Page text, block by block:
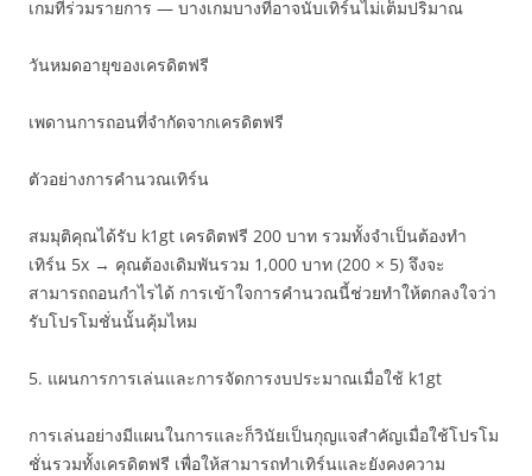
เกมที่ร่วมรายการ — บางเกมบางทีอาจนับเทิร์นไม่เต็มปริมาณ
วันหมดอายุของเครดิตฟรี
เพดานการถอนที่จำกัดจากเครดิตฟรี
ตัวอย่างการคำนวณเทิร์น
สมมุติคุณได้รับ k1gt เครดิตฟรี 200 บาท รวมทั้งจำเป็นต้องทำ
เทิร์น 5x → คุณต้องเดิมพันรวม 1,000 บาท (200 × 5) จึงจะ
สามารถถอนกำไรได้ การเข้าใจการคำนวณนี้ช่วยทำให้ตกลงใจว่า
รับโปรโมชั่นนั้นคุ้มไหม
5. แผนการการเล่นและการจัดการงบประมาณเมื่อใช้ k1gt
การเล่นอย่างมีแผนในการและก็วินัยเป็นกุญแจสำคัญเมื่อใช้โปรโม
ชั่นรวมทั้งเครดิตฟรี เพื่อให้สามารถทำเทิร์นและยังคงความ